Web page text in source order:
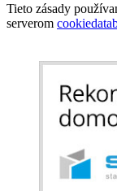
Tieto zásady
serverom